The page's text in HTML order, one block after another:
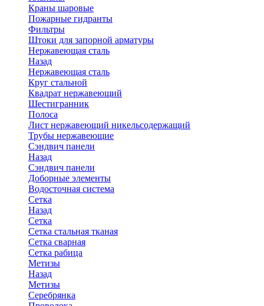
Краны шаровые
Пожарные гидранты
Фильтры
Штоки для запорной арматуры
Нержавеющая сталь
Назад
Нержавеющая сталь
Круг стальной
Квадрат нержавеющий
Шестигранник
Полоса
Лист нержавеющий никельсодержащий
Трубы нержавеющие
Сэндвич панели
Назад
Сэндвич панели
Доборные элементы
Водосточная система
Сетка
Назад
Сетка
Сетка стальная тканая
Сетка сварная
Сетка рабица
Метизы
Назад
Метизы
Серебрянка